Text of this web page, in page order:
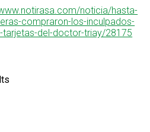
noticia/hasta-
compraron-los-inculpados-
tarjetas-del-doctor-triay/28175